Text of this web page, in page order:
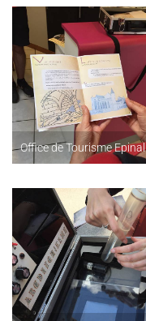
Office de Tourisme Epinal